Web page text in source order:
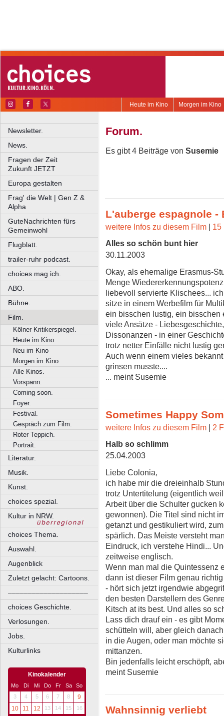
Morgen im Kino
Heute im Kino
Newsletter.
News.
Fragen der Zeit
Zukunft JETZT
Europa gestalten
Frag' die Welt | Gen Z &
Alpha
GuteNachrichten fürs
Gemeinwohl
Flugblatt.
trailer-ruhr podcast.
choices mag ich.
ABO.
Bühne.
Film.
Kölner Kritikerspiegel.
Heute im Kino
Neu im Kino
Morgen im Kino
Alle Kinos.
Vorspann.
Coming soon.
Foyer.
Festival.
Gespräch zum Film.
Roter Teppich.
Portrait.
Literatur.
Musik.
Kunst.
choices spezial.
Kultur in NRW.
choices Thema.
Auswahl.
Augenblick
Zuletzt gelacht: Cartoons.
––––––––––––––––––––
choices Geschichte.
Verlosungen.
Jobs.
Kulturlinks
Kinokalender
Mo Di Mi Do Fr Sa
So
3
4 5 6 7 8
9
10
11 12 13 14 15 16
Forum.
Es gibt 4 Beiträge von Susemie
L'auberge espagnole -
weitere Infos zu diesem Film | 15
Alles so schön bunt hier
30.11.2003
Okay, als ehemalige Erasmus-
Menge
liebevoll servierte Klischees...
sitze in einem Werbefilm für
ein bisschen lustig, ein bisschen
viele Ansätze -
Dissonanzen - in einer
trotz netter Einfälle nicht lustig
Auch wenn einem vieles
grinsen musste....
... meint Susemie
Sometimes Happy
weitere Infos zu diesem Film | 2
Halb so schlimm
25.04.2003
Liebe Colonia,
ich habe mir die dreieinhalb
trotz Untertitelung (eigentlich
Arbeit über die Schulter gucken
gewonnen). Die Titel sind nicht
getanzt und gestikuliert wird,
spärlich. Das Meiste versteht
Eindruck, ich verstehe Hindi...
zeitweise englisch.
Wenn man mal die Quintessenz
dann ist dieser Film genau
- hört sich jetzt irgendwie
den besten Darstellern des
Kitsch at its best. Und alles so
Lass dich drauf ein - es gibt
schütteln will, aber gleich
in die Augen, oder man möchte
mittanzen.
Bin jedenfalls leicht erschöpft,
meint Susemie
Wahnsinnig verliebt